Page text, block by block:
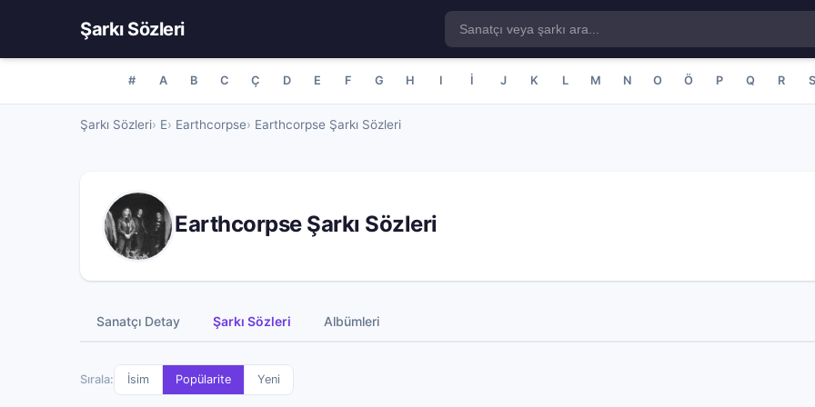
Şarkı Sözleri
# A B C Ç D E F G H I İ J K L M N O Ö P Q R S
Şarkı Sözleri E Earthcorpse Earthcorpse Şarkı Sözleri
Earthcorpse Şarkı Sözleri
Sanatçı Detay Şarkı Sözleri Albümleri
Sırala: İsim Popülarite Yeni